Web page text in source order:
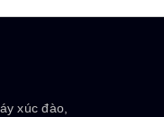
xúc đào,